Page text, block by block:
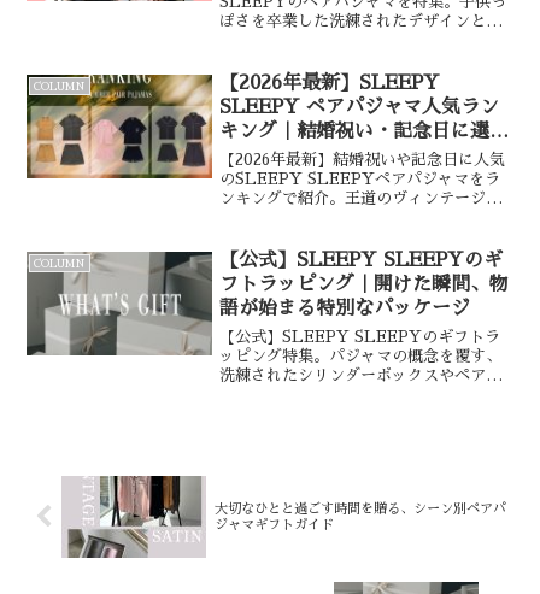
ぽさを卒業した洗練されたデザインと、
人で過ごす時間を格上げする「外さな
い」ギフトをご紹介。
COLUMN
【2026年最新】SLEEPY
SLEEPY ペアパジャマ人気ラン
キング｜結婚祝い・記念日に選ば
れる極上のルームウェア
【2026年最新】結婚祝いや記念日に人気
のSLEEPY SLEEPYペアパジャマをラ
ンキングで紹介。王道のヴィンテージサ
沢にする極上のルームウェアを厳選。高
級感溢れる限定ギフトボックス付で贈り
物に最適です。
COLUMN
【公式】SLEEPY SLEEPYのギ
フトラッピング｜開けた瞬間、物
語が始まる特別なパッケージ
【公式】SLEEPY SLEEPYのギフトラ
ッピング特集。パジャマの概念を覆す、
洗練されたシリンダーボックスやペア専
大切なひとと過ごす時間を贈る、シーン別ペアパ
ジャマギフトガイド